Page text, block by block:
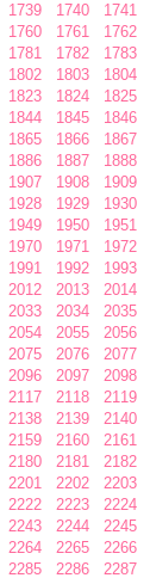
1739 1740 1741
1760 1761 1762
1781 1782 1783
1802 1803 1804
1823 1824 1825
1844 1845 1846
1865 1866 1867
1886 1887 1888
1907 1908 1909
1928 1929 1930
1949 1950 1951
1970 1971 1972
1991 1992 1993
2012 2013 2014
2033 2034 2035
2054 2055 2056
2075 2076 2077
2096 2097 2098
2117 2118 2119
2138 2139 2140
2159 2160 2161
2180 2181 2182
2201 2202 2203
2222 2223 2224
2243 2244 2245
2264 2265 2266
2285 2286 2287